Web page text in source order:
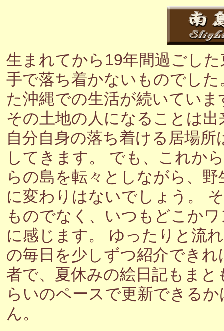
生まれてから19年間過ごし
手で落ち着かないものでし
た沖縄での生活が続いてい
その土地の人になることは
自分自身の落ち着ける居場
してきます。 でも、これか
らの島を転々としながら、
に変わりはないでしょう。
ものでなく、いつもどこか
に感じます。 ゆったりと流
の毎日を少しずつ紹介でき
者で、夏休みの絵日記もま
らいのペースで更新できる
ん。